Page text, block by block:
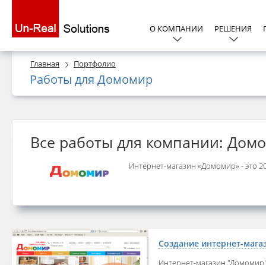
О КОМПАНИИ РЕШЕНИЯ
Главная Портфолио
Работы для Домомир
Все работы для компании:
Интернет-магазин «Домомир» - это
Создание интернет-
Интернет-магазин